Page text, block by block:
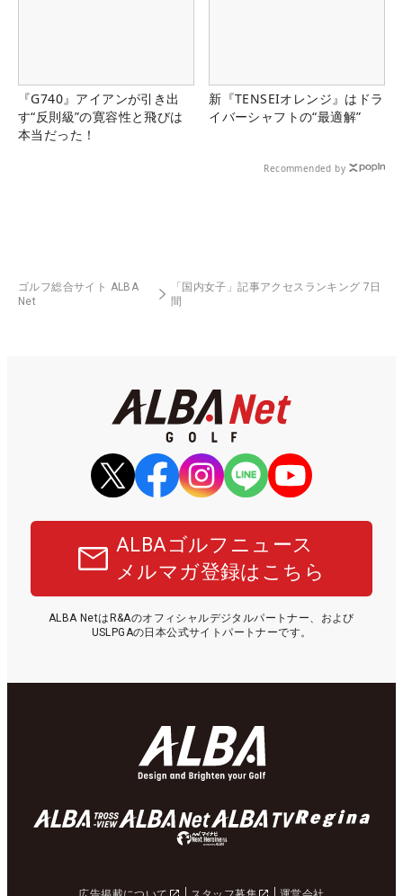
『G740』アイアンが引き出
す“反則級”の寛容性と飛びは
本当だった！
新『TENSEIオレンジ』はドラ
イバーシャフトの“最適解”
Recommended by
ゴルフ総合サイト ALBA
Net
「国内女子」記事アクセスランキング 7日
間
ALBAゴルフニュース
メルマガ登録はこちら
ALBA NetはR&Aのオフィシャルデジタルパートナー、および
USLPGAの日本公式サイトパートナーです。